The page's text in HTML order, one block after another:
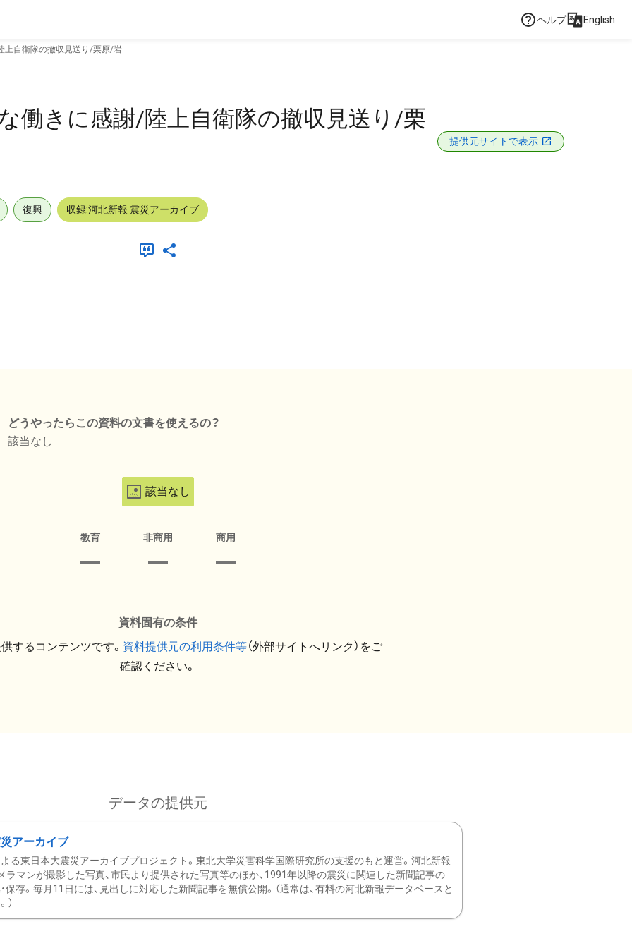
ヘルプ English
上自衛隊の撤収見送り/栗原/岩
働きに感謝/陸上自衛隊の撤収見送り/栗
提供元サイトで表示
復興 収録:河北新報 震災アーカイブ
どうやったらこの資料の文書を使えるの？
該当なし
該当なし
教育 非商用 商用
資料固有の条件
するコンテンツです。 資料提供元の利用条件等（外部サイトへリンク）をご
確認ください。
データの提供元
アーカイブ
る東日本大震災アーカイブプロジェクト。東北大学災害科学国際研究所の支援のもと運営。河北新報
ラマンが撮影した写真、市民より提供された写真等のほか、1991年以降の震災に関連した新聞記事の
保存。毎月11日には、見出しに対応した新聞記事を無償公開。（通常は、有料の河北新報データベースと
）